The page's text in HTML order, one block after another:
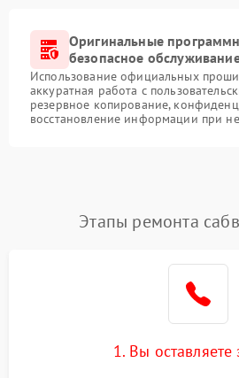
Оригинальные
безопасное
Использование официальных
аккуратная работа с
резервное копирование,
восстановление информации при
Этапы ремонта
1. Вы оставляете